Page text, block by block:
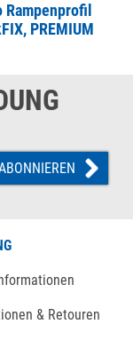
Rampenprofil
PREMIUM
& Retouren